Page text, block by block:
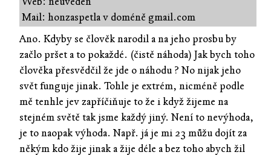
Mail: honzaspetla v doméně gmail.com
Ano. Kdyby se člověk narodil a na jeho prosbu by
začlo pršet a to pokaždé. (čistě náhoda) Jak bych toho
člověka přesvědčil že jde o náhodu ? No nijak jeho
svět funguje jinak. Tohle je extrém, nicméně podle
mě tenhle jev zapříčiňuje to že i když žijeme na
stejném světě tak jsme každý jiný. Není to nevýhoda,
je to naopak výhoda. Např. já je mi 23 můžu dojít za
někým kdo žije jinak a žije déle a bez toho abych žil